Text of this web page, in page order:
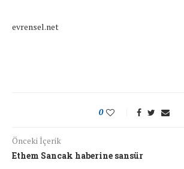
evrensel.net
0
Önceki İçerik
Ethem Sancak haberine sansür